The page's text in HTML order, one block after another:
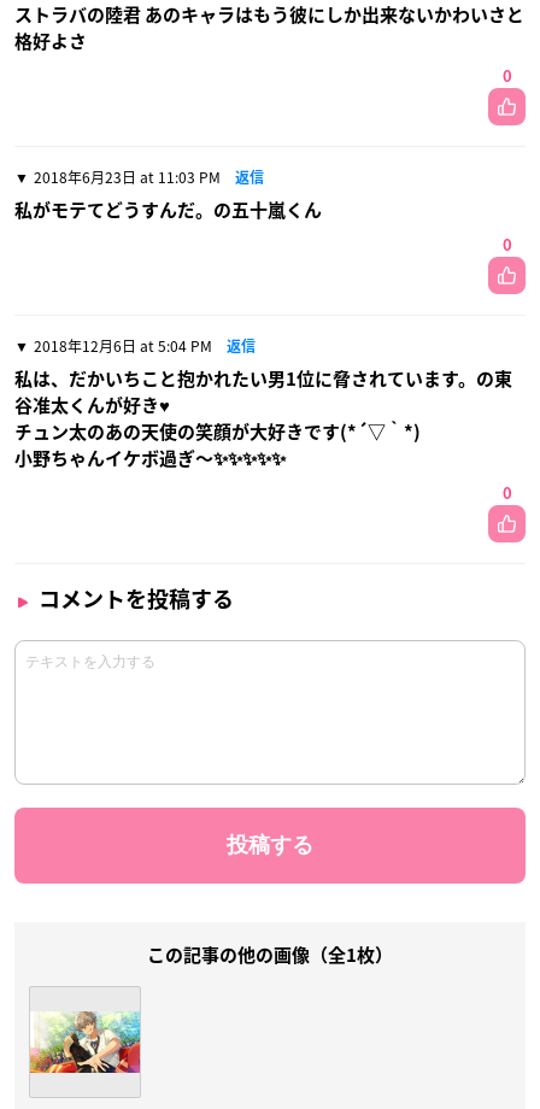
ストラバの陸君 あのキャラはもう彼にしか出来ないかわいさと
格好よさ
0
2018年6月23日 at 11:03 PM 返信
私がモテてどうすんだ。の五十嵐くん
0
2018年12月6日 at 5:04 PM 返信
私は、だかいちこと抱かれたい男1位に脅されています。の東
谷准太くんが好き♥
チュン太のあの天使の笑顔が大好きです(*´▽｀*)
小野ちゃんイケボ過ぎ〜✨✨✨✨✨
0
コメントを投稿する
この記事の他の画像（全1枚）